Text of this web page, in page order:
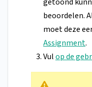
beoordelen.
moet deze
Assignment.
Vulop de